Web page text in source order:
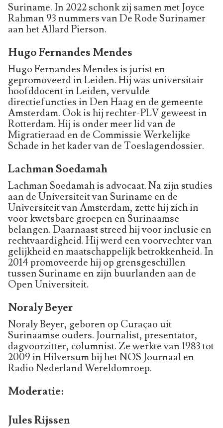
Suriname. In 2022 schonk zij samen met Joyce
Rahman 93 nummers van De Rode Surinamer
aan het Allard Pierson.
Hugo Fernandes Mendes
Hugo Fernandes Mendes is jurist en
gepromoveerd in Leiden. Hij was universitair
hoofddocent in Leiden, vervulde
directiefuncties in Den Haag en de gemeente
Amsterdam. Ook is hij rechter-PLV geweest in
Rotterdam. Hij is onder meer lid van de
Migratieraad en de Commissie Werkelijke
Schade in het kader van de Toeslagendossier.
Lachman Soedamah
Lachman Soedamah is advocaat. Na zijn studies
aan de Universiteit van Suriname en de
Universiteit van Amsterdam, zette hij zich in
voor kwetsbare groepen en Surinaamse
belangen. Daarnaast streed hij voor inclusie en
rechtvaardigheid. Hij werd een voorvechter van
gelijkheid en maatschappelijk betrokkenheid. In
2014 promoveerde hij op grensgeschillen
tussen Suriname en zijn buurlanden aan de
Open Universiteit.
Noraly Beyer
Noraly Beyer, geboren op Curaçao uit
Surinaamse ouders. Journalist, presentator,
dagvoorzitter, columnist. Ze werkte van 1983 tot
2009 in Hilversum bij het NOS Journaal en
Radio Nederland Wereldomroep.
Moderatie:
Jules Rijssen